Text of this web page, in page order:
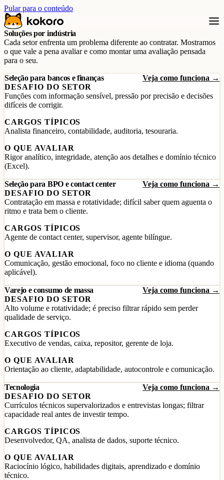
Pular para o conteúdo
Soluções por indústria
Cada setor enfrenta um problema diferente ao contratar. Mostramos
o que vale a pena avaliar e como montar uma avaliação pensada
para o seu.
Seleção para bancos e finanças
Veja como funciona →
DESAFIO DO SETOR
Funções com informação sensível, pressão por precisão e decisões
difíceis de corrigir.
CARGOS TÍPICOS
Analista financeiro, contabilidade, auditoria, tesouraria.
O QUE AVALIAR
Rigor analítico, integridade, atenção aos detalhes e domínio técnico
(Excel).
Seleção para BPO e contact center
Veja como funciona →
DESAFIO DO SETOR
Contratação em massa e rotatividade; difícil saber quem aguenta o
ritmo e trata bem o cliente.
CARGOS TÍPICOS
Agente de contact center, supervisor, agente bilíngue.
O QUE AVALIAR
Comunicação, gestão emocional, foco no cliente e idioma (quando
aplicável).
Varejo e consumo de massa
Veja como funciona →
DESAFIO DO SETOR
Alto volume e rotatividade; é preciso filtrar rápido sem perder
qualidade de serviço.
CARGOS TÍPICOS
Executivo de vendas, caixa, repositor, gerente de loja.
O QUE AVALIAR
Orientação ao cliente, adaptabilidade, autocontrole e comunicação.
Tecnologia
Veja como funciona →
DESAFIO DO SETOR
Currículos técnicos supervalorizados e entrevistas longas; filtrar
capacidade real antes de investir tempo.
CARGOS TÍPICOS
Desenvolvedor, QA, analista de dados, suporte técnico.
O QUE AVALIAR
Raciocínio lógico, habilidades digitais, aprendizado e domínio
técnico.